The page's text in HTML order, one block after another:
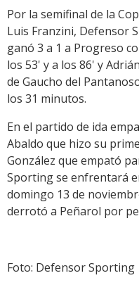
Por la semifinal de la
Luis Franzini, Defensor
ganó 3 a 1 a Progreso
los 53' y a los 86' y
de Gaucho del
los 31 minutos.
En el partido de ida
Abaldo que hizo su
González que empató
Sporting se enfrentará
domingo 13 de
derrotó a Peñarol por
Foto: Defensor Sporting